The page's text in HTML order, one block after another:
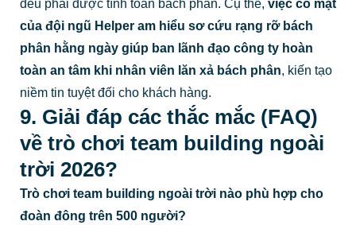
đều phải được tính toán bách phân. Cụ thể, việc có mặt
của đội ngũ Helper am hiểu sơ cứu rạng rỡ bách
phân hằng ngày giúp ban lãnh đạo công ty hoàn
toàn an tâm khi nhân viên lăn xả bách phân, kiến tạo
niềm tin tuyệt đối cho khách hàng.
9. Giải đáp các thắc mắc (FAQ)
về trò chơi team building ngoài
trời 2026?
Trò chơi team building ngoài trời nào phù hợp cho
đoàn đông trên 500 người?